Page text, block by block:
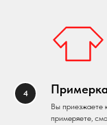
Примерка
Вы приезжаете
примеряете,